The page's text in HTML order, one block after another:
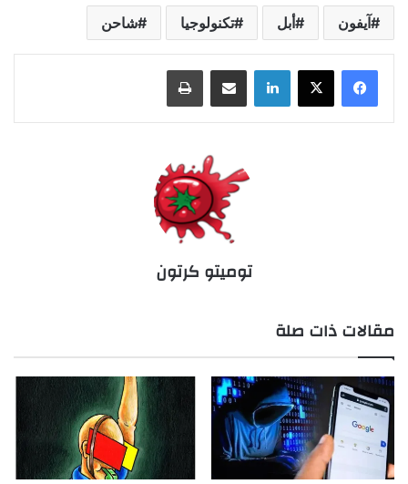
آيفون أبل تكنولوجيا شاحن
لينكدإن مشاركة عبر البريد طباعة
توميتو كرتون
مقالات ذات صلة